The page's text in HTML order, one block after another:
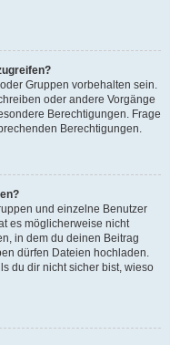
Gruppen vorbehalten sein.
oder andere Vorgänge
Berechtigungen. Frage
Berechtigungen.
und einzelne Benutzer
es möglicherweise nicht
in dem du deinen Beitrag
dürfen Dateien hochladen.
du dir nicht sicher bist, wieso